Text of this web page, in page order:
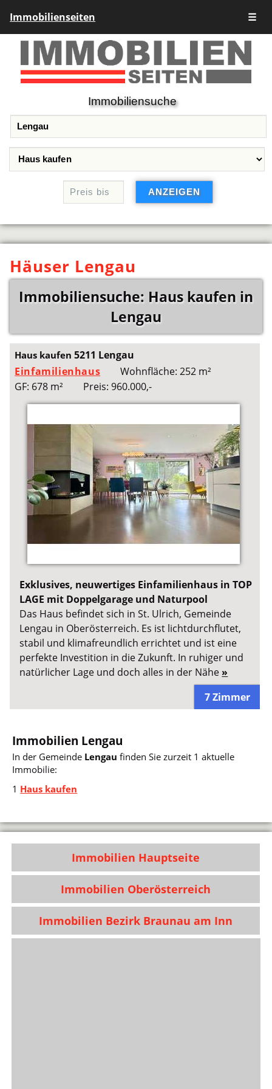
Immobilienseiten ☰
Immobiliensuche
Häuser Lengau
Immobiliensuche: Haus kaufen in
Lengau
Haus kaufen5211 Lengau
Einfamilienhaus
Wohnfläche: 252 m²
GF: 678 m²
Preis: 960.000,-
Exklusives, neuwertiges Einfamilienhaus in TOP
LAGE mit Doppelgarage und Naturpool
Das Haus befindet sich in St. Ulrich, Gemeinde
Lengau in Oberösterreich. Es ist lichtdurchflutet,
stabil und klimafreundlich errichtet und ist eine
perfekte Investition in die Zukunft. In ruhiger und
natürlicher Lage und doch alles in der Nähe »
7 Zimmer
Immobilien Lengau
In der Gemeinde Lengau finden Sie zurzeit 1 aktuelle
Immobilie:
1 Haus kaufen
Immobilien Hauptseite
Immobilien Oberösterreich
Immobilien Bezirk Braunau am Inn